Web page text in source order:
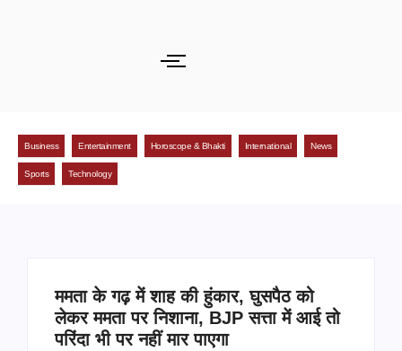
Business Entertainment Horoscope & Bhakti International News
Sports Technology
ममता के गढ़ में शाह की हुंकार, घुसपैठ को
लेकर ममता पर निशाना, BJP सत्ता में आई तो
परिंदा भी पर नहीं मार पाएगा